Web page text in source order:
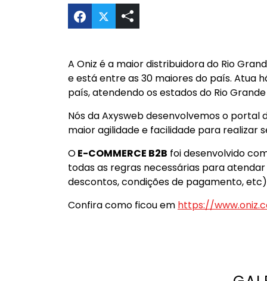
Compartilhar E-commerce B2B -
A Oniz é a maior distribuidora do Rio
e está entre as 30 maiores do país. Atua
país, atendendo os estados do Rio
Nós da Axysweb desenvolvemos o portal
maior agilidade e facilidade para realizar
OE-COMMERCE B2B foi desenvolvido
todas as regras necessárias para
descontos, condições de pagamento,
Confira como ficou em https://